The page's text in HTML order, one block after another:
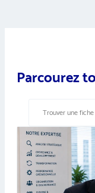
Parcourez